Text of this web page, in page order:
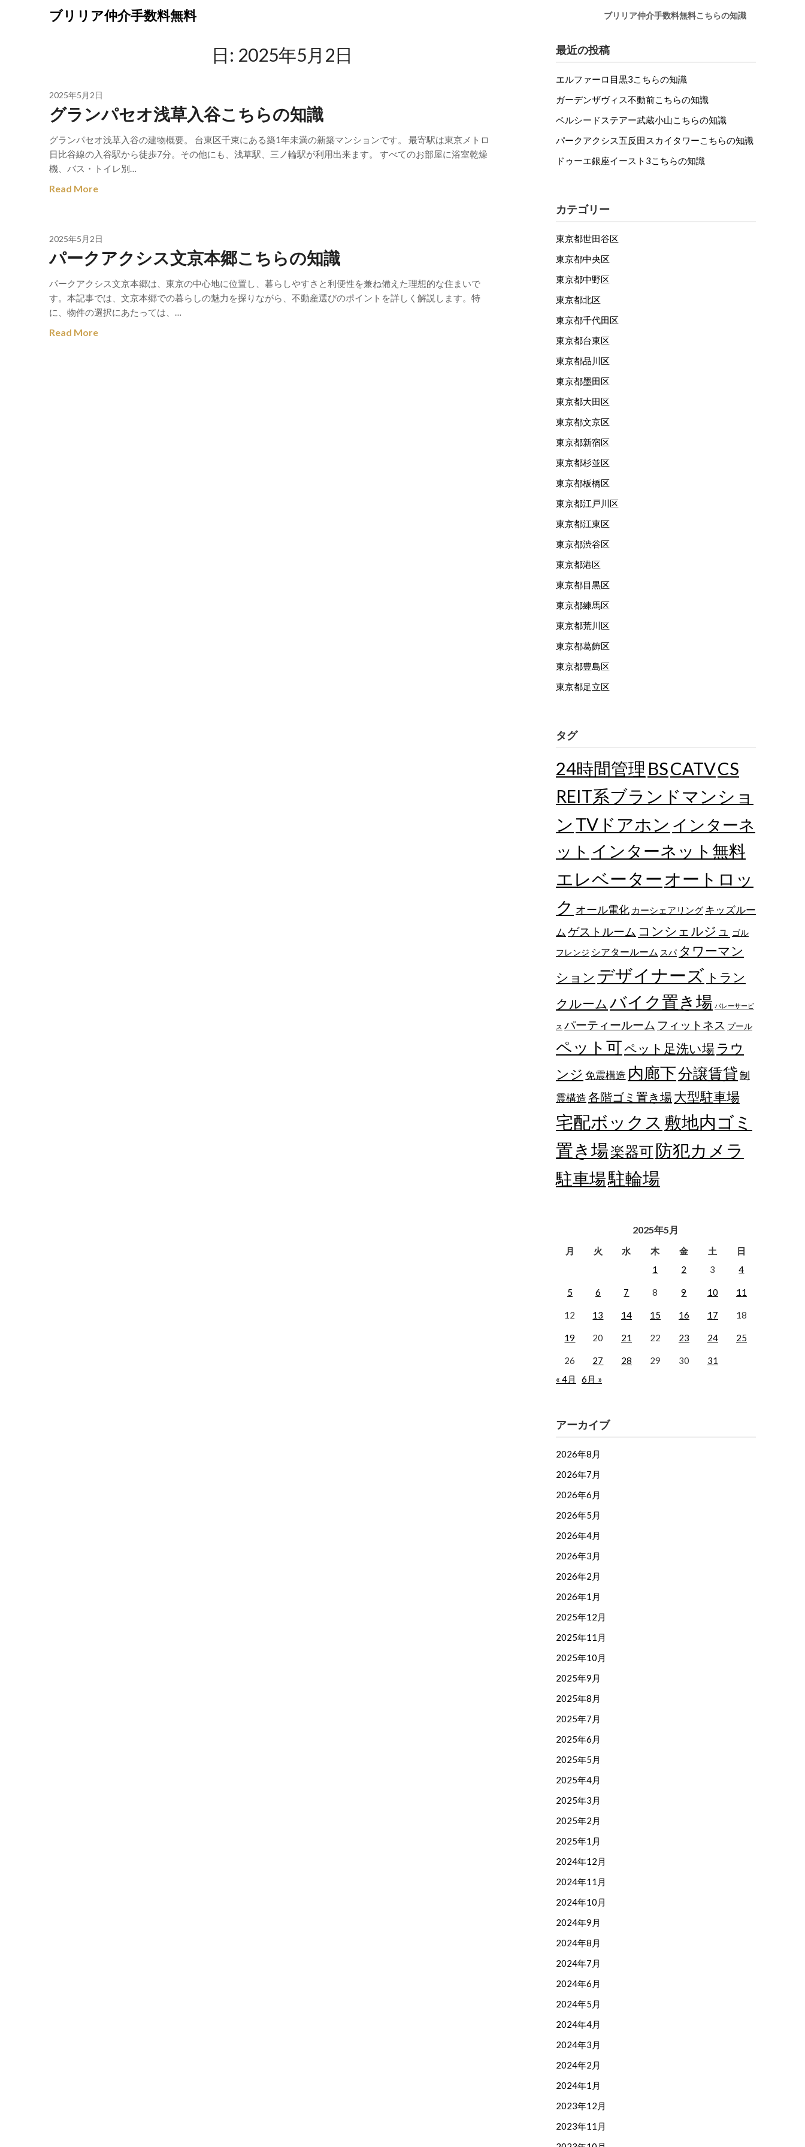
ブリリア仲介手数料無料 ブリリア仲介手数料無料こちらの知識
日: 2025年5月2日
2025年5月2日
グランパセオ浅草入谷こちらの知識
グランパセオ浅草入谷の建物概要。 台東区千束にある築1年未満の新築マンションです。 最寄駅は東京メトロ
日比谷線の入谷駅から徒歩7分。その他にも、浅草駅、三ノ輪駅が利用出来ます。 すべてのお部屋に浴室乾燥
機、バス・トイレ別…
Read More
2025年5月2日
パークアクシス文京本郷こちらの知識
パークアクシス文京本郷は、東京の中心地に位置し、暮らしやすさと利便性を兼ね備えた理想的な住まいで
す。本記事では、文京本郷での暮らしの魅力を探りながら、不動産選びのポイントを詳しく解説します。特
に、物件の選択にあたっては、…
Read More
最近の投稿
エルファーロ目黒3こちらの知識
ガーデンザヴィス不動前こちらの知識
ベルシードステアー武蔵小山こちらの知識
パークアクシス五反田スカイタワーこちらの知識
ドゥーエ銀座イースト3こちらの知識
カテゴリー
東京都世田谷区
東京都中央区
東京都中野区
東京都北区
東京都千代田区
東京都台東区
東京都品川区
東京都墨田区
東京都大田区
東京都文京区
東京都新宿区
東京都杉並区
東京都板橋区
東京都江戸川区
東京都江東区
東京都渋谷区
東京都港区
東京都目黒区
東京都練馬区
東京都荒川区
東京都葛飾区
東京都豊島区
東京都足立区
タグ
24時間管理 BSCATVCS
REIT系ブランドマンショ
ン TVドアホン インターネ
ット インターネット無料
エレベーター オートロッ
ク オール電化 カーシェアリング キッズルー
ム ゲストルーム コンシェルジュ
ゴル
フレンジ シアタールーム スパ タワーマン
ション デザイナーズ トラン
クルーム バイク置き場 バレーサービ
ス パーティールーム フィットネス プール
ペット可ペット足洗い場 ラウ
ンジ 免震構造 内廊下分譲賃貸制
震構造各階ゴミ置き場大型駐車場
宅配ボックス 敷地内ゴミ
置き場楽器可防犯カメラ
駐車場駐輪場
2025年5月
月 火 水 木 金 土
日
1
2 3 4
5 6 7 8 9 10 11
12 13 14 15 16 17 18
19 20 21 22 23 24 25
26 27 28 29 30
31
« 4月
6月 »
アーカイブ
2026年8月
2026年7月
2026年6月
2026年5月
2026年4月
2026年3月
2026年2月
2026年1月
2025年12月
2025年11月
2025年10月
2025年9月
2025年8月
2025年7月
2025年6月
2025年5月
2025年4月
2025年3月
2025年2月
2025年1月
2024年12月
2024年11月
2024年10月
2024年9月
2024年8月
2024年7月
2024年6月
2024年5月
2024年4月
2024年3月
2024年2月
2024年1月
2023年12月
2023年11月